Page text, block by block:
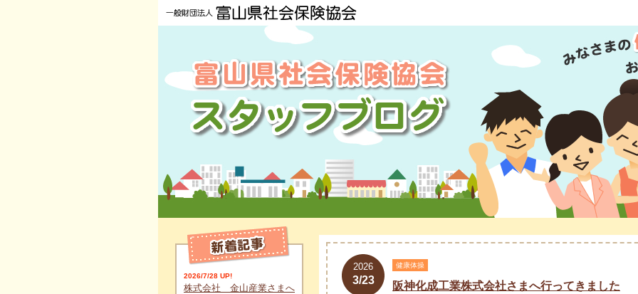
2026
3/23
健康体操
阪神化成工業株式会社さまへ行ってきました
2026/7/28 UP!
株式会社 金山産業さまへ